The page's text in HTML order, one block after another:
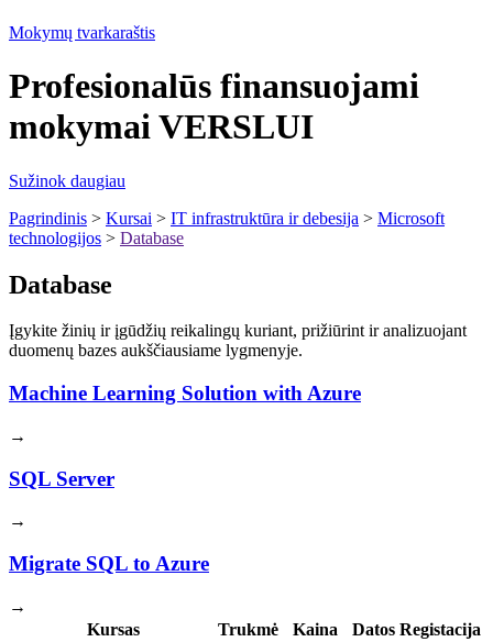
Mokymų tvarkaraštis
Profesionalūs finansuojami
mokymai VERSLUI
Sužinok daugiau
Pagrindinis > Kursai > IT infrastruktūra ir debesija > Microsoft
technologijos > Database
Database
Įgykite žinių ir įgūdžių reikalingų kuriant, prižiūrint ir analizuojant
duomenų bazes aukščiausiame lygmenyje.
Machine Learning Solution with Azure
→
SQL Server
→
Migrate SQL to Azure
→
Kursas
Trukmė Kaina Datos Registacija